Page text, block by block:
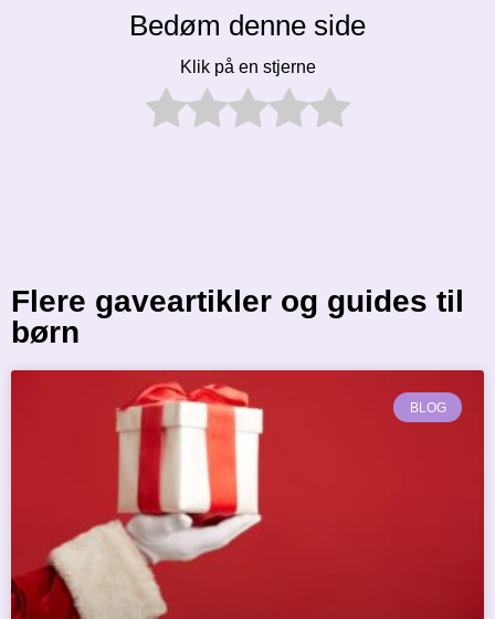
Bedøm denne side
Klik på en stjerne
Flere gaveartikler og guides til
børn
BLOG